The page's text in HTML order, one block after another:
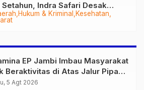
Hukum & Kriminal
Kesehatan
Setahun, Indra Safari Desak
EP Jambi Imbau Masyarakat
Beraktivitas di Atas Jalur Pipa
Demi Keselamatan Bersama
5 Agt 2026